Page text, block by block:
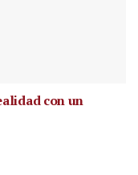
con un